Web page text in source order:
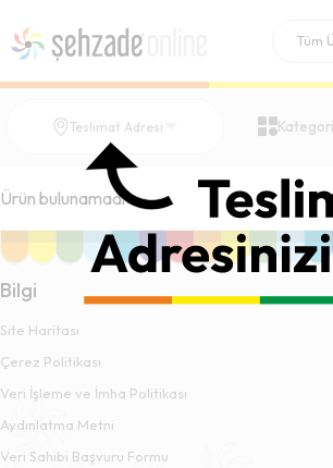
Teslimat Adresi
Ürün bulunamadı.
Bilgi
Site Haritası
Çerez Politikası
Veri İşleme ve İmha Politikası
Aydınlatma Metni
Veri Sahibi Başvuru Formu